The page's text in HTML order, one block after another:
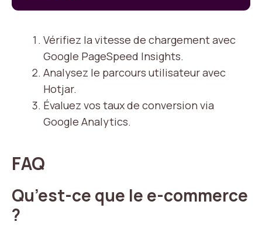
Vérifiez la vitesse de chargement avec
Google PageSpeed Insights.
Analysez le parcours utilisateur avec
Hotjar.
Évaluez vos taux de conversion via
Google Analytics.
FAQ
Qu’est-ce que le e-commerce
?